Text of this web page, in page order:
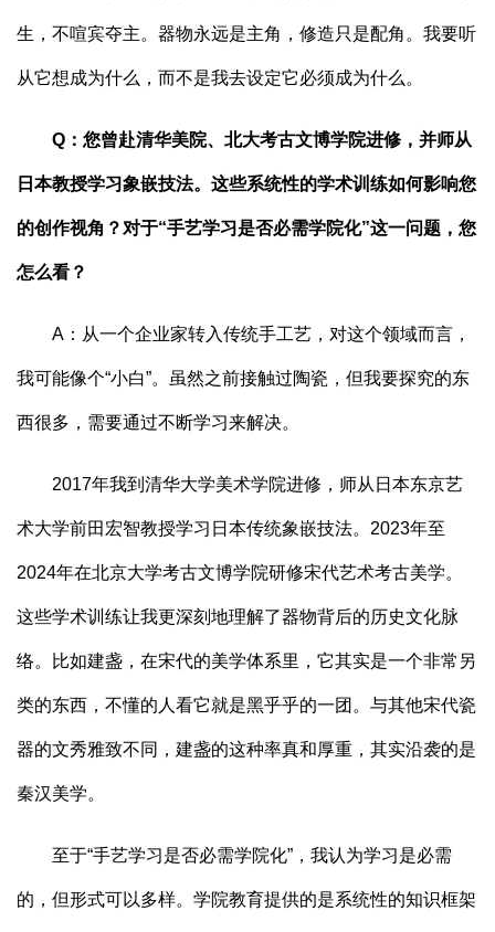
生，不喧宾夺主。器物永远是主角，修造只是配角。我要听
从它想成为什么，而不是我去设定它必须成为什么。
Q：您曾赴清华美院、北大考古文博学院进修，并师从
日本教授学习象嵌技法。这些系统性的学术训练如何影响您
的创作视角？对于“手艺学习是否必需学院化”这一问题，您
怎么看？
A：从一个企业家转入传统手工艺，对这个领域而言，
我可能像个“小白”。虽然之前接触过陶瓷，但我要探究的东
西很多，需要通过不断学习来解决。
2017年我到清华大学美术学院进修，师从日本东京艺
术大学前田宏智教授学习日本传统象嵌技法。2023年至
2024年在北京大学考古文博学院研修宋代艺术考古美学。
这些学术训练让我更深刻地理解了器物背后的历史文化脉
络。比如建盏，在宋代的美学体系里，它其实是一个非常另
类的东西，不懂的人看它就是黑乎乎的一团。与其他宋代瓷
器的文秀雅致不同，建盏的这种率真和厚重，其实沿袭的是
秦汉美学。
至于“手艺学习是否必需学院化”，我认为学习是必需
的，但形式可以多样。学院教育提供的是系统性的知识框架